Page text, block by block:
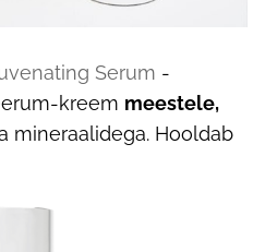
Serum -
kreem meestele,
mineraalidega. Hooldab